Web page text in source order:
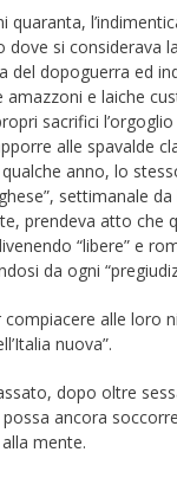
quaranta,
dove si considerava
del dopoguerra ed
amazzoni e laiche
sacrifici
alle spavalde
anno, lo
settimanale
prendeva atto che
“libere” e
da ogni
alle loro
nuova”.
dopo oltre
ancora
mente.